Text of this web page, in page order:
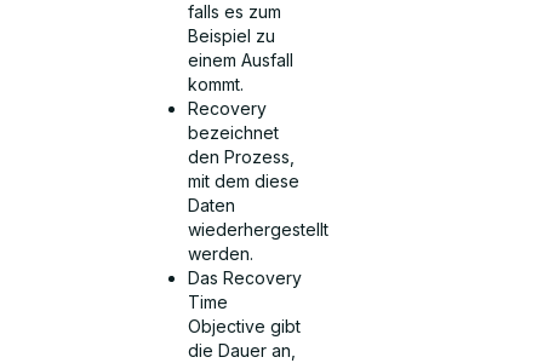
falls es zum
Beispiel zu
einem Ausfall
kommt.
Recovery
bezeichnet
den Prozess,
mit dem diese
Daten
wiederhergestellt
werden.
Das Recovery
Time
Objective gibt
die Dauer an,